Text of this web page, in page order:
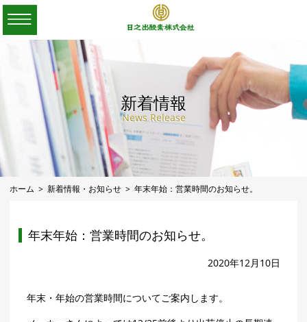
新着情報
News Release
ホーム 新着情報・お知らせ 年末年始：営業時間のお知らせ。
年末年始：営業時間のお知らせ。
2020年12月10日
年末・年始の営業時間についてご案内します。